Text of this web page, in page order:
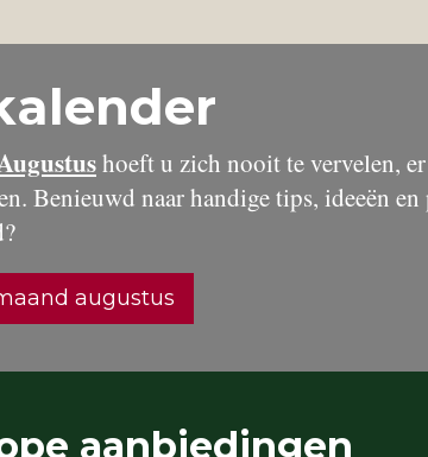
hoeft u zich nooit te vervelen,
Benieuwd naar handige tips, ideeën en
augustus
aanbiedingen